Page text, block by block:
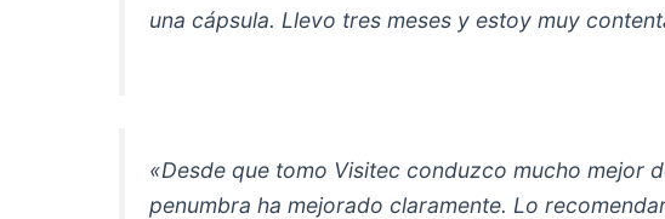
una cápsula. Llevo tres meses y estoy muy
«Desde que tomo Visitec conduzco mucho mejor
penumbra ha mejorado claramente. Lo